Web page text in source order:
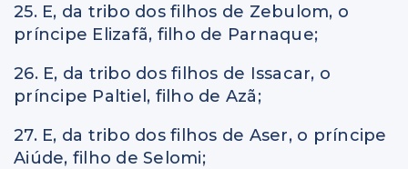
25. E, da tribo dos filhos de Zebulom, o
príncipe Elizafã, filho de Parnaque;
26. E, da tribo dos filhos de Issacar, o
príncipe Paltiel, filho de Azã;
27. E, da tribo dos filhos de Aser, o príncipe
Aiúde, filho de Selomi;